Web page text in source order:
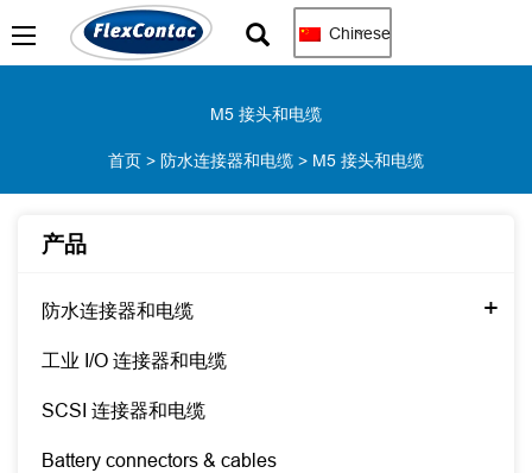
Chinese
M5 接头和电缆
首页 > 防水连接器和电缆 > M5 接头和电缆
产品
防水连接器和电缆 +
工业 I/O 连接器和电缆
SCSI 连接器和电缆
Battery connectors & cables